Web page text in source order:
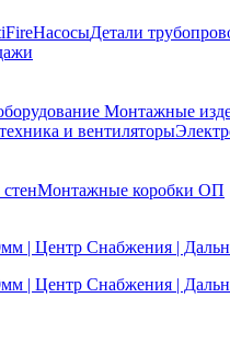
НасосыДетали
Монтажные
и вентиляторы
Монтажные коробки ОП